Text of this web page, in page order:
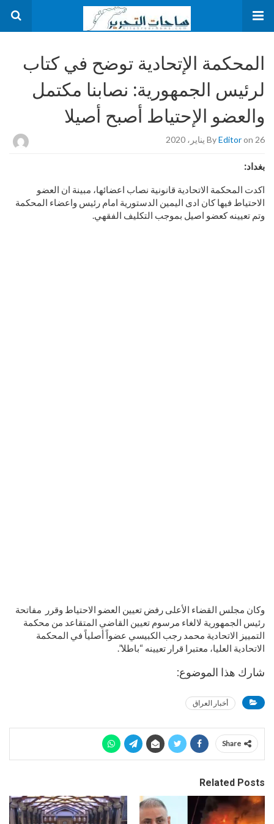
المحكمة الإتحادية توضح في كتاب
لرئيس الجمهورية: نصابنا مكتمل
والعضو الإحتياط أصبح أصيلا
ByEditoron 26 يناير، 2020
بغداد:
اكدت المحكمة الاتحادية قانونية نصاب اعضائها، مبينة ان العضو
الاحتياط فيها كان ادى اليمين الدستورية امام رئيس واعضاء المحكمة
وتم تعيينه كعضو اصيل بموجب التكليف الفقهي.
وكان مجلس القضاء الأعلى رفض تعيين العضو الاحتياط وقرر مفاتحة
رئيس الجمهورية لالغاء مرسوم تعيين ‏القاضي المتقاعد من محكمة
التمييز الاتحادية محمد رجب الكبيسي عضواً أصلياً في المحكمة
الاتحادية ‏العليا، معتبرا قرار تعيينه “باطلا”.
شارك هذا الموضوع:
أخبار العراق
Share
Related Posts